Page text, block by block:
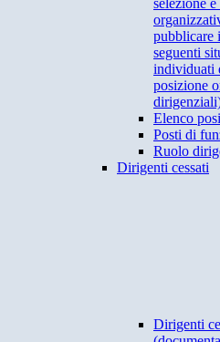
selezione
pubblicare
seguenti
individuati
posizione
Elenco
Posti di
Ruolo
Dirigenti cessati
Dirigenti